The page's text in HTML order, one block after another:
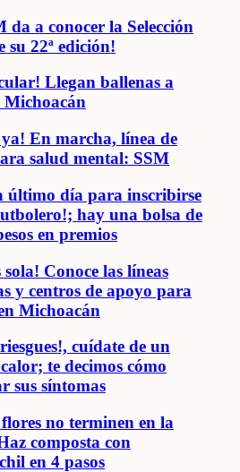
da a conocer la Selección
su 22ª edición!
Llegan ballenas a
Michoacán
En marcha, línea de
salud mental: SSM
último día para inscribirse
hay una bolsa de
en premios
sola! Conoce las líneas
y centros de apoyo para
Michoacán
cuídate de un
te decimos cómo
sus síntomas
flores no terminen en la
composta con
en 4 pasos